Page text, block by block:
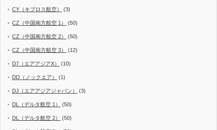
CY（キプロス航空） (3)
CZ（中国南方航空 1） (50)
CZ（中国南方航空 2） (50)
CZ（中国南方航空 3） (12)
D7（エアアジアX） (10)
DD（ノックエア） (1)
DJ（エアアジアジャパン） (3)
DL（デルタ航空 1） (50)
DL（デルタ航空 2） (50)